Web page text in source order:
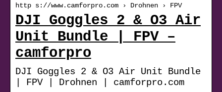
http s://www.camforpro.com › Drohnen › FPV
DJI Goggles 2 & O3 Air
Unit Bundle | FPV –
camforpro
DJI Goggles 2 & O3 Air Unit Bundle
| FPV | Drohnen | camforpro.com